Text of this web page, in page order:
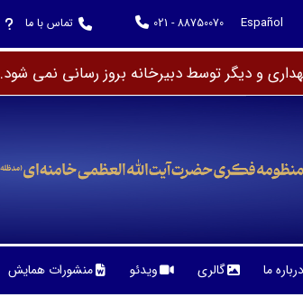
Español
021 - 88750070 تماس با ما
و دیگر توسط دبیرخانه بروز رسانی نمی شود.
درباره ما گالری ویدئو منشورات همایش